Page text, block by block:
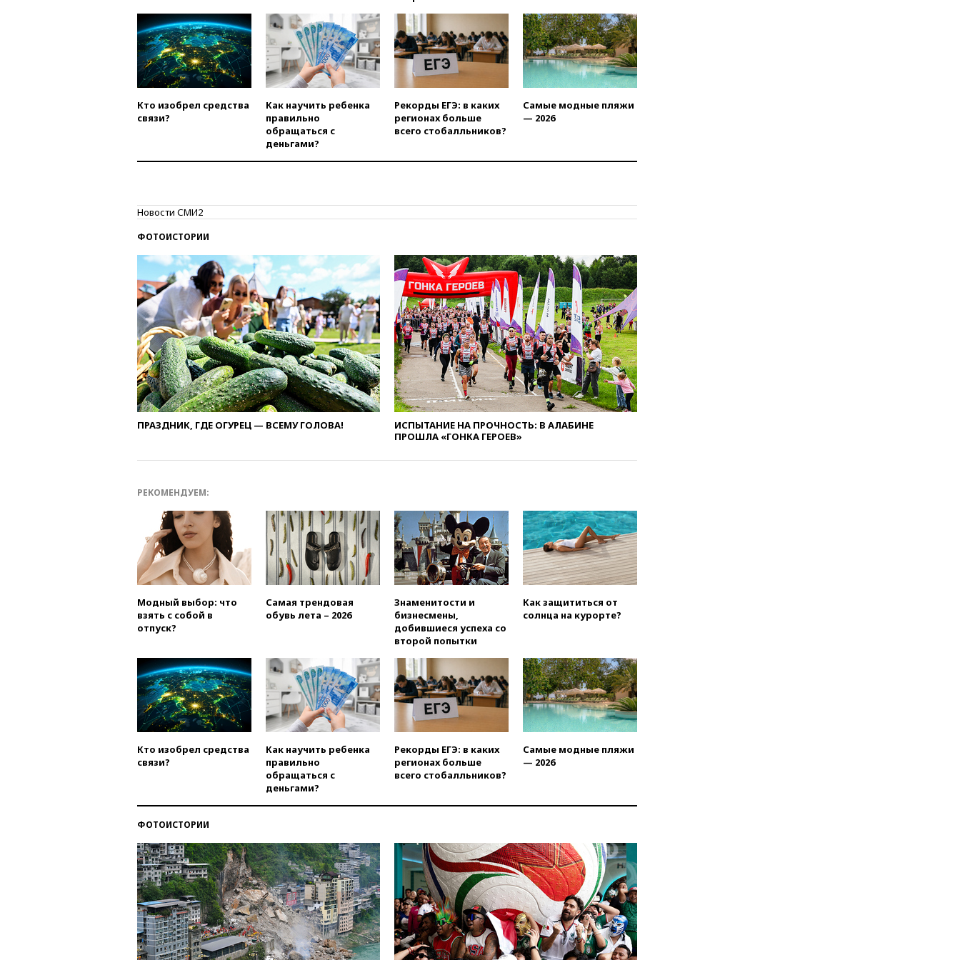
вчера, 23:15В Смоленске
ребенок и женщина погибли
при падении деревьев во
время урагана
вчера, 22:55В Москве в
пятницу ожидаются ливни
вчера, 22:35Винисиус
продлил контракт с «Реалом»
вчера, 22:20Путин назвал 76-ю
легендарной
вчера, 22:15Путин заслушал
доклад о ситуации на
добропольском направлении
вчера, 21:58
Генпрокуратура
признала нежелательным в
РФ американский Human
Rights Foundation
вчера, 21:35«Аэрофлот»
отменяет часть рейсов в Сочи
и Геленджик
вчера, 21:25
Европы в прыжках с 10-
обращений о прекращении
концессии строительства ж/д
в Армении
вчера, 21:00В России вновь
обсуждают эксперимент по
онлайн-продаже алкоголя
вчера, 20:45 Матвиенко:
россиянам могут
рекомендовать не посещать
вчера, 20:35ПВО за день
сбила еще 281 украинский
беспилотник над Россией
вчера, 20:27Ямпольская
призвала оптимизировать
вузы
вчера, 20:15
августа посетит Сербию с
официальным визитом
вчера, 19:58В Госдуму будет
внесен законопроект об
отмене ЕГЭ
вчера, 19:50Аэропорты Сочи и
Ярославля приостановили
работу
Кто изобрел средства
связи?
Как научить ребенка
правильно
обращаться с
деньгами?
Рекорды ЕГЭ: в каких
регионах больше
всего стобалльников?
Самые модные пляжи
— 2026
Новости СМИ2
ФОТОИСТОРИИ
ПРАЗДНИК, ГДЕ ОГУРЕЦ — ВСЕМУ ГОЛОВА!
ИСПЫТАНИЕ НА ПРОЧНОСТЬ: В АЛАБИНЕ
ПРОШЛА «ГОНКА ГЕРОЕВ»
РЕКОМЕНДУЕМ:
Модный выбор: что
взять с собой в
отпуск?
Самая трендовая
обувь лета – 2026
Знаменитости и
бизнесмены,
добившиеся успеха со
второй попытки
Как защититься от
солнца на курорте?
Кто изобрел средства
связи?
Как научить ребенка
правильно
обращаться с
деньгами?
Рекорды ЕГЭ: в каких
регионах больше
всего стобалльников?
Самые модные пляжи
— 2026
ФОТОИСТОРИИ